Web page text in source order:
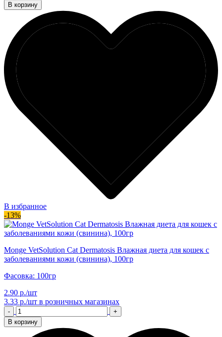
В корзину
В избранное
-13%
Monge VetSolution Cat Dermatosis Влажная диета для кошек с
заболеваниями кожи (свинина), 100гр
Фасовка: 100гр
2.90 р./шт
3.33 р./шт в розничных магазинах
-
+
В корзину